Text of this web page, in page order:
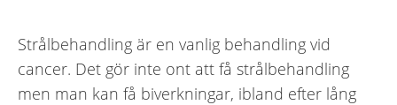
Strålbehandling är en vanlig behandling vid
cancer. Det gör inte ont att få strålbehandling
men man kan få biverkningar, ibland efter lång